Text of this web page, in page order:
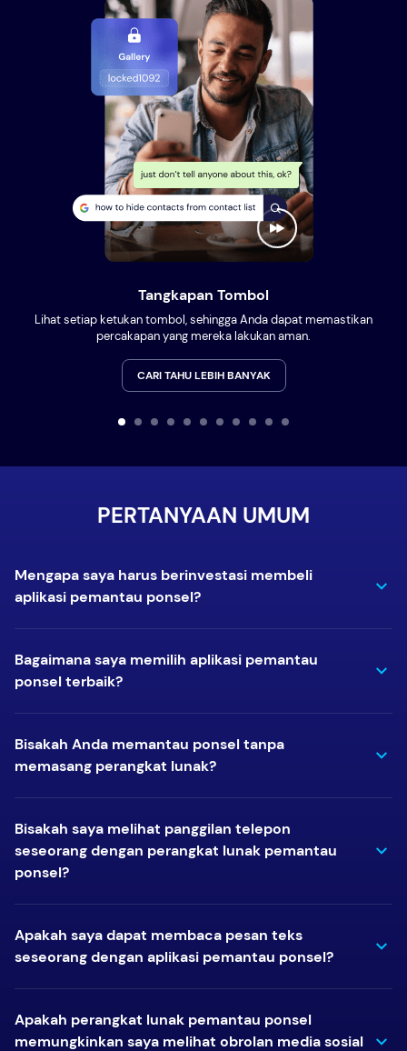
Tangkapan Tombol
Lihat setiap ketukan tombol, sehingga Anda dapat memastikan
percakapan yang mereka lakukan aman.
CARI TAHU LEBIH BANYAK
PERTANYAAN UMUM
Mengapa saya harus berinvestasi membeli
aplikasi pemantau ponsel?
Bagaimana saya memilih aplikasi pemantau
ponsel terbaik?
Bisakah Anda memantau ponsel tanpa
memasang perangkat lunak?
Bisakah saya melihat panggilan telepon
seseorang dengan perangkat lunak pemantau
ponsel?
Apakah saya dapat membaca pesan teks
seseorang dengan aplikasi pemantau ponsel?
Apakah perangkat lunak pemantau ponsel
memungkinkan saya melihat obrolan media sosial